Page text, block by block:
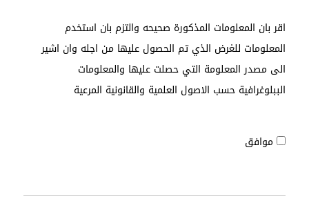
اقر بان المعلومات المذكورة صحيحه والتزم بان استخدم
المعلومات للغرض الذي تم الحصول عليها من اجله وان اشير
الى مصدر المعلومة التي حصلت عليها والمعلومات
الببلوغرافية حسب الاصول العلمية والقانونية المرعية
موافق